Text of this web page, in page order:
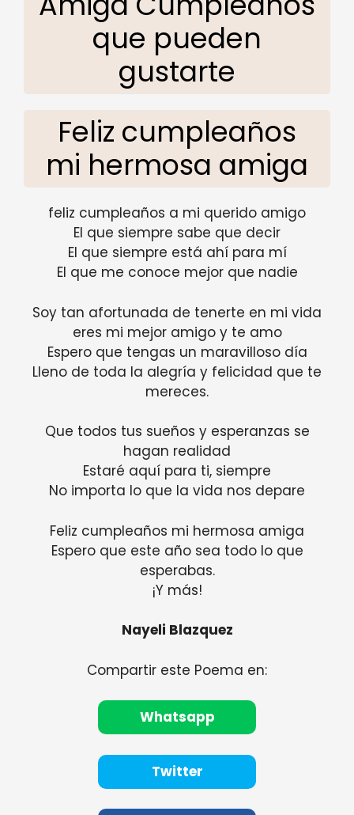
que pueden
gustarte
Feliz cumpleaños
mi hermosa amiga
feliz cumpleaños a mi querido amigo
El que siempre sabe que decir
El que siempre está ahí para mí
El que me conoce mejor que nadie
Soy tan afortunada de tenerte en mi vida
eres mi mejor amigo y te amo
Espero que tengas un maravilloso día
Lleno de toda la alegría y felicidad que te
mereces.
Que todos tus sueños y esperanzas se
hagan realidad
Estaré aquí para ti, siempre
No importa lo que la vida nos depare
Feliz cumpleaños mi hermosa amiga
Espero que este año sea todo lo que
esperabas.
¡Y más!
Nayeli Blazquez
Compartir este Poema en:
Whatsapp
Twitter